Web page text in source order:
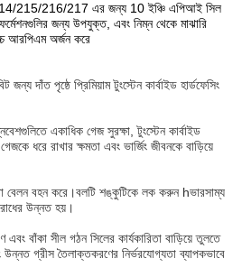
214/215/216/217 এর জন্য 10 ইঞ্চি এপিআই সিল
জন্য উপযুক্ত, এবং নিম্ন থেকে মাঝারি
আরপিএম অর্জন করে
জন্য দাঁত পৃষ্ঠে প্রিমিয়াম টুংস্টেন কার্বাইড হার্ডফেসিং
একাধিক গেজ সুরক্ষা, টুংস্টেন কার্বাইড
গেজকে ধরে রাখার ক্ষমতা এবং ভার্জিং জীবনকে বাড়িয়ে
বেলন বহন করে।বলটি শঙ্কুটিকে লক করুন hভারসাম্য
উন্নত হয়।
বাঁকা সীল গঠন সিলের কার্যকারিতা বাড়িয়ে তুলতে
উন্নত গ্রীস তৈলাক্তকরণের নির্ভরযোগ্যতা ব্যাপকভাবে